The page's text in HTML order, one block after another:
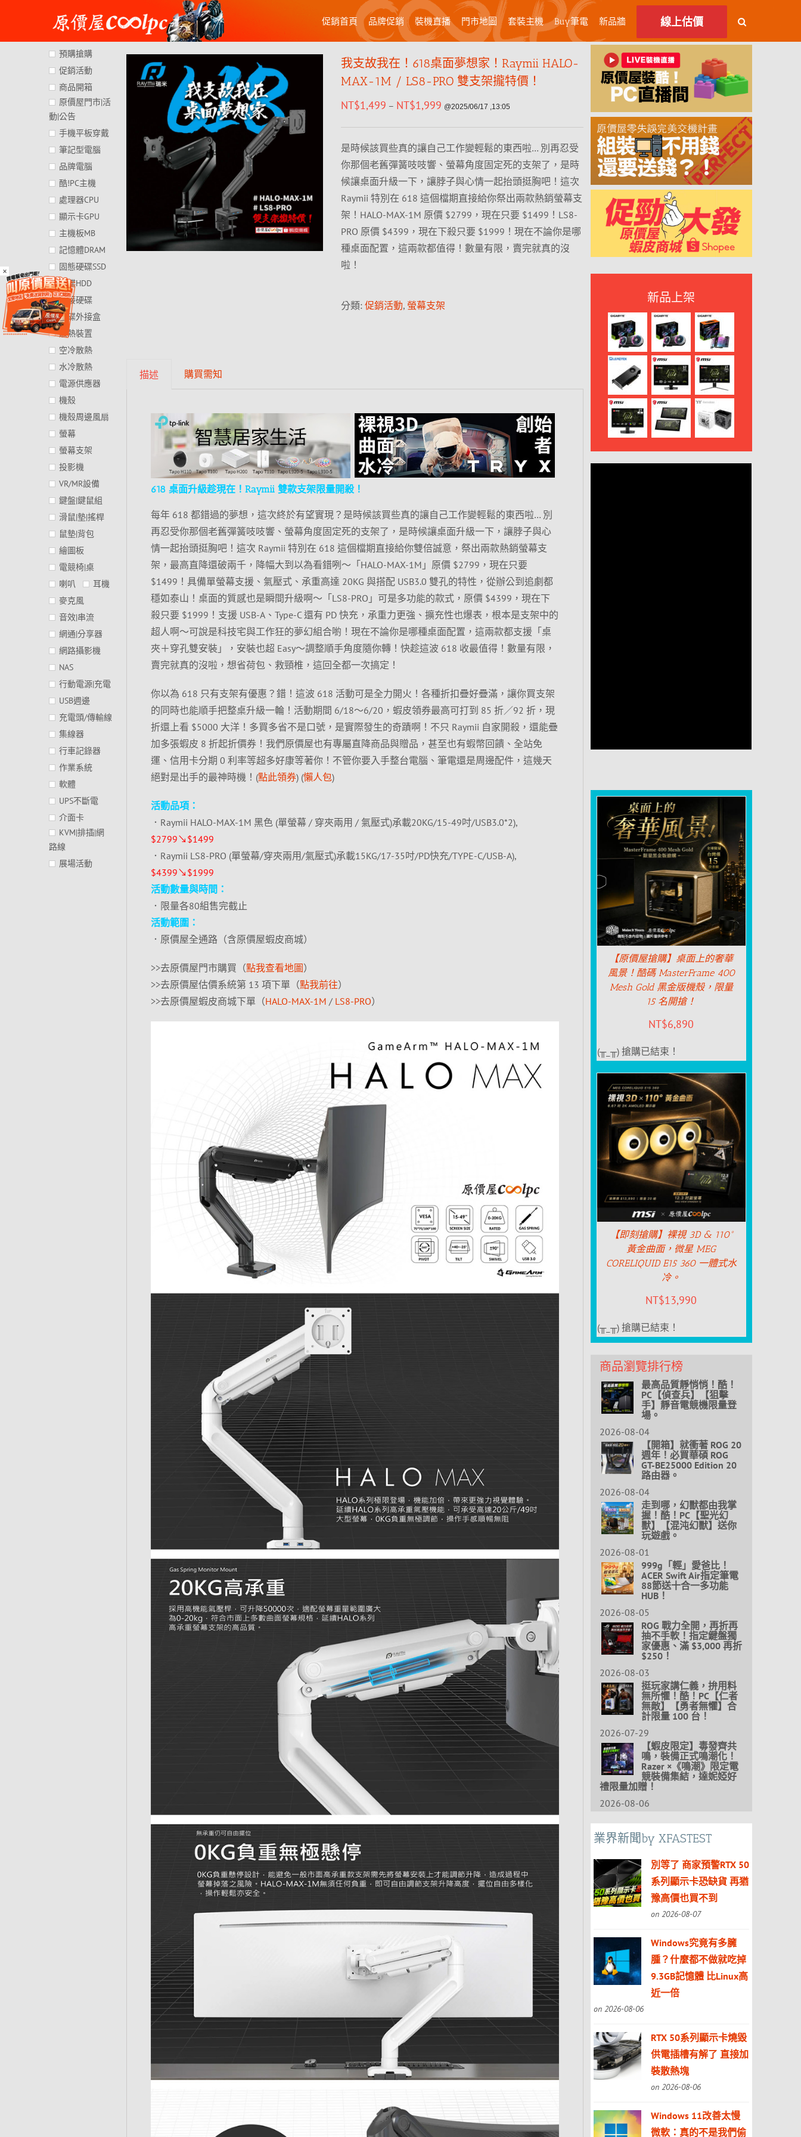
×
content
促銷首頁 品牌促銷 裝機直播 門市地圖 套裝主機 Buy筆電 新品牆 線上估價
我支故我在！618桌面夢想家！Raymii HALO-
MAX-1M / LS8-PRO 雙支架攏特價！
NT$1,499 – NT$1,999 @2025/06/17 ,13:05
是時候該買些真的讓自己工作變輕鬆的東西啦… 別再忍受
你那個老舊彈簧吱吱響、螢幕角度固定死的支架了，是時
候讓桌面升級一下，讓脖子與心情一起抬頭挺胸吧！這次
Raymii 特別在 618 這個檔期直接給你祭出兩款熱銷螢幕支
架！HALO-MAX-1M 原價 $2799，現在只要 $1499！LS8-
PRO 原價 $4399，現在下殺只要 $1999！現在不論你是哪
種桌面配置，這兩款都值得！數量有限，賣完就真的沒
啦！
分類: 促銷活動, 螢幕支架
描述 購買需知
618 桌面升級趁現在！Raymii 雙款支架限量開殺！
每年 618 都錯過的夢想，這次終於有望實現？是時候該買些真的讓自己工作變輕鬆的東西啦… 別
再忍受你那個老舊彈簧吱吱響、螢幕角度固定死的支架了，是時候讓桌面升級一下，讓脖子與心
情一起抬頭挺胸吧！這次 Raymii 特別在 618 這個檔期直接給你雙倍誠意，祭出兩款熱銷螢幕支
架，最高直降還破兩千，降幅大到以為看錯咧～「HALO-MAX-1M」原價 $2799，現在只要
$1499！具備單螢幕支援、氣壓式、承重高達 20KG 與搭配 USB3.0 雙孔的特性，從辦公到追劇都
穩如泰山！桌面的質感也是瞬間升級啊～「LS8-PRO」可是多功能的款式，原價 $4399，現在下
殺只要 $1999！支援 USB-A、Type-C 還有 PD 快充，承重力更強、擴充性也爆表，根本是支架中的
超人啊～可說是科技宅與工作狂的夢幻組合喲！現在不論你是哪種桌面配置，這兩款都支援「桌
夾＋穿孔雙安裝」，安裝也超 Easy～調整順手角度隨你轉！快趁這波 618 收最值得！數量有限，
賣完就真的沒啦，想省荷包、救頸椎，這回全都一次搞定！
你以為 618 只有支架有優惠？錯！這波 618 活動可是全力開火！各種折扣疊好疊滿，讓你買支架
的同時也能順手把整桌升級一輪！活動期間 6/18～6/20，蝦皮領券最高可打到 85 折／92 折，現
折還上看 $5000 大洋！多買多省不是口號，是實際發生的奇蹟啊！不只 Raymii 自家開殺，還能疊
加多張蝦皮 8 折起折價券！我們原價屋也有專屬直降商品與贈品，甚至也有蝦幣回饋、全站免
運、信用卡分期 0 利率等超多好康等著你！不管你要入手整台電腦、筆電還是周邊配件，這幾天
絕對是出手的最神時機！(點此領券) (懶人包)
活動品項：
．Raymii HALO-MAX-1M 黑色 (單螢幕 / 穿夾兩用 / 氣壓式)承載20KG/15-49吋/USB3.0*2),
$2799↘$1499
．Raymii LS8-PRO (單螢幕/穿夾兩用/氣壓式)承載15KG/17-35吋/PD快充/TYPE-C/USB-A),
$4399↘$1999
活動數量與時間：
．限量各80組售完截止
活動範圍：
．原價屋全通路（含原價屋蝦皮商城）
>>去原價屋門市購買（點我查看地圖）
>>去原價屋估價系統第 13 項下單（點我前往）
>>去原價屋蝦皮商城下單（HALO-MAX-1M / LS8-PRO）
預購搶購
促銷活動
商品開箱
原價屋門市|活
動|公告
手機平板穿戴
筆記型電腦
品牌電腦
酷!PC主機
處理器CPU
顯示卡GPU
主機板MB
記憶體DRAM
固態硬碟SSD
硬碟HDD
外接硬碟
硬碟外接盒
散熱裝置
空冷散熱
水冷散熱
電源供應器
機殼
機殼周邊風扇
螢幕
螢幕支架
投影機
VR/MR設備
鍵盤|鍵鼠組
滑鼠|墊|搖桿
鼠墊|背包
繪圖板
電競椅|桌
喇叭
耳機
麥克風
音效|串流
網通|分享器
網路攝影機
NAS
行動電源|充電
USB週邊
充電頭/傳輸線
集線器
行車記錄器
作業系統
軟體
UPS不斷電
介面卡
KVM|排插|網
路線
展場活動
新品上架
【原價屋搶購】桌面上的奢華
風景！酷碼 MasterFrame 400
Mesh Gold 黑金版機殼，限量
15 名開搶！
NT$6,890
(╥_╥) 搶購已結束！
【即刻搶購】裸視 3D & 110°
黃金曲面，微星 MEG
CORELIQUID E15 360 一體式水
冷。
NT$13,990
(╥_╥) 搶購已結束！
商品瀏覽排行榜
最高品質靜悄悄！酷！
PC【偵查兵】【狙擊
手】靜音電競機限量登
場。
2026-08-04
【開箱】就衝著 ROG 20
週年！必買華碩 ROG
GT-BE25000 Edition 20
路由器。
2026-08-04
走到哪，幻獸都由我掌
握！酷！PC【聖光幻
獸】【混沌幻獸】送你
玩遊戲。
2026-08-01
999g「輕」愛爸比！
ACER Swift Air指定筆電
88節送十合一多功能
HUB！
2026-08-05
ROG 戰力全開，再折再
抽不手軟！指定鍵盤獨
家優惠、滿 $3,000 再折
$250！
2026-08-03
挺玩家講仁義，拚用料
無所懼！酷！PC【仁者
無敵】【勇者無懼】合
計限量 100 台！
2026-07-29
【蝦皮限定】毒發齊共
鳴，裝備正式鳴潮化！
Razer ×《鳴潮》限定電
競裝備集結，達妮婭好
禮限量加贈！
2026-08-06
業界新聞by XFASTEST
別等了 商家預警RTX 50
系列顯示卡恐缺貨 再猶
豫高價也買不到
on 2026-08-07
Windows究竟有多臃
腫？什麼都不做就吃掉
9.3GB記憶體 比Linux高
近一倍
on 2026-08-06
RTX 50系列顯示卡燒毀
供電插槽有解了 直接加
裝散熱塊
on 2026-08-06
Windows 11改善太慢
微軟：真的不是我們偷